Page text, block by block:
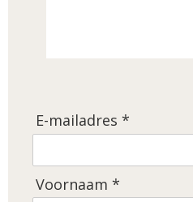
E-mailadres *
Voornaam *